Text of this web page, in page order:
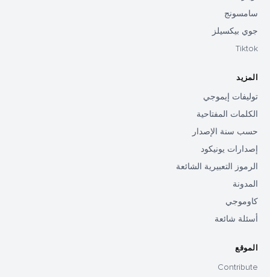
سامسونج
جوي بيكسيلز
Tiktok
المزيد
توليفات إيموجي
الكلمات المفتاحية
حسب سنة الإصدار
إصدارات يونيكود
الرموز التعبيرية الشائعة
المدونة
كاوموجي
أسئلة شائعة
الموقع
Contribute